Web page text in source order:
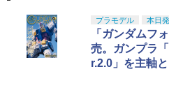
プラモデル 本日
「ガンダムフ
売。ガンプラ
r.2.0」を主軸